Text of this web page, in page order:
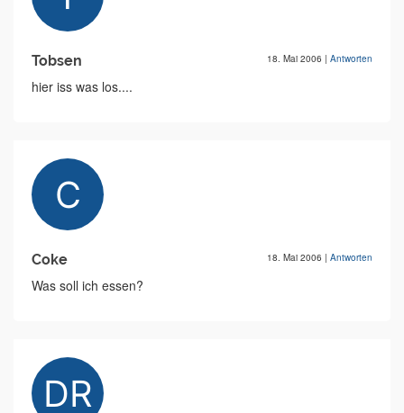
Tobsen 18. Mai 2006 | Antworten
hier iss was los....
Coke 18. Mai 2006 | Antworten
Was soll ich essen?